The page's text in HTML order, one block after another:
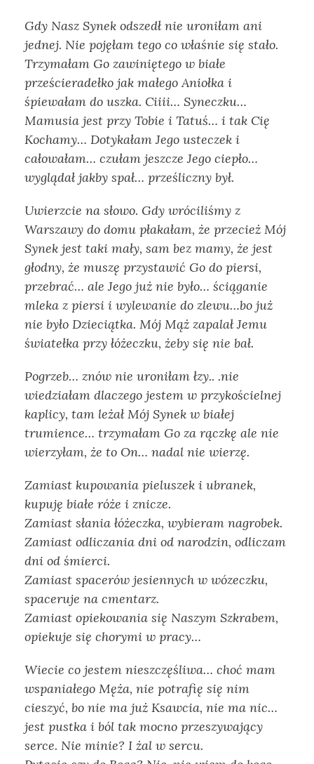
Gdy Nasz Synek odszedł nie uroniłam ani
jednej. Nie pojęłam tego co właśnie się stało.
Trzymałam Go zawiniętego w białe
prześcieradełko jak małego Aniołka i
śpiewałam do uszka. Ciiii… Syneczku…
Mamusia jest przy Tobie i Tatuś… i tak Cię
Kochamy… Dotykałam Jego usteczek i
całowałam… czułam jeszcze Jego ciepło…
wyglądał jakby spał… prześliczny był.
Uwierzcie na słowo. Gdy wróciliśmy z
Warszawy do domu płakałam, że przecież Mój
Synek jest taki mały, sam bez mamy, że jest
głodny, że muszę przystawić Go do piersi,
przebrać… ale Jego już nie było… ściąganie
mleka z piersi i wylewanie do zlewu…bo już
nie było Dzieciątka. Mój Mąż zapalał Jemu
światełka przy łóżeczku, żeby się nie bał.
Pogrzeb… znów nie uroniłam łzy.. .nie
wiedziałam dlaczego jestem w przykościelnej
kaplicy, tam leżał Mój Synek w białej
trumience… trzymałam Go za rączkę ale nie
wierzyłam, że to On… nadal nie wierzę.
Zamiast kupowania pieluszek i ubranek,
kupuję białe róże i znicze.
Zamiast słania łóżeczka, wybieram nagrobek.
Zamiast odliczania dni od narodzin, odliczam
dni od śmierci.
Zamiast spacerów jesiennych w wózeczku,
spaceruje na cmentarz.
Zamiast opiekowania się Naszym Szkrabem,
opiekuje się chorymi w pracy…
Wiecie co jestem nieszczęśliwa… choć mam
wspaniałego Męża, nie potrafię się nim
cieszyć, bo nie ma już Ksawcia, nie ma nic…
jest pustka i ból tak mocno przeszywający
serce. Nie minie? I żal w sercu.